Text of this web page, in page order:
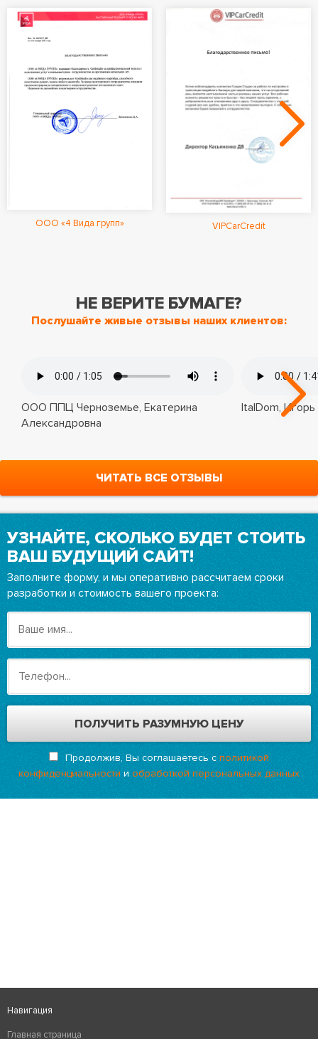
ООО «4 Вида групп» VIPCarCredit
НЕ ВЕРИТЕ БУМАГЕ?
Послушайте живые отзывы наших клиентов:
ООО ППЦ Черноземье, Екатерина
Александровна
ItalDom, Игорь
ЧИТАТЬ ВСЕ ОТЗЫВЫ
УЗНАЙТЕ, СКОЛЬКО БУДЕТ СТОИТЬ
ВАШ БУДУЩИЙ САЙТ!
Заполните форму, и мы оперативно рассчитаем сроки
разработки и стоимость вашего проекта:
Продолжив, Вы соглашаетесь с политикой
конфиденциальности и обработкой персональных данных
Навигация
Главная страница